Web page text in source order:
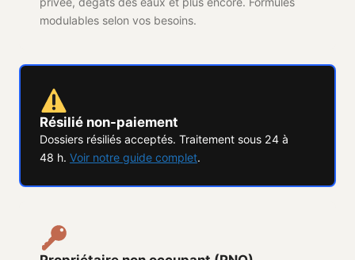
modulables selon vos besoins.
Résilié non-paiement
Dossiers résiliés acceptés. Traitement sous 24 à
48 h. Voir notre guide complet.